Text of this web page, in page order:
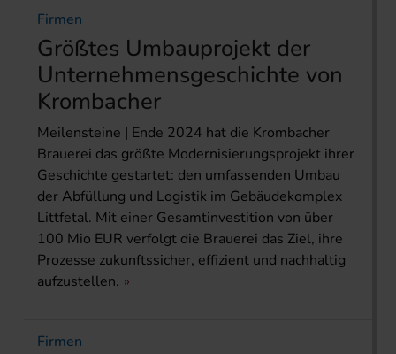
Firmen
Größtes Umbauprojekt der
Unternehmensgeschichte von
Krombacher
Meilensteine | Ende 2024 hat die Krombacher
Brauerei das größte Modernisierungsprojekt ihrer
Geschichte gestartet: den umfassenden Umbau
der Abfüllung und Logistik im Gebäudekomplex
Littfetal. Mit einer Gesamtinvestition von über
100 Mio EUR verfolgt die Brauerei das Ziel, ihre
Prozesse zukunftssicher, effizient und nachhaltig
aufzustellen.
Firmen